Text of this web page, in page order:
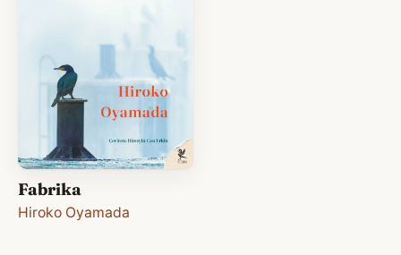
Fabrika
Hiroko Oyamada